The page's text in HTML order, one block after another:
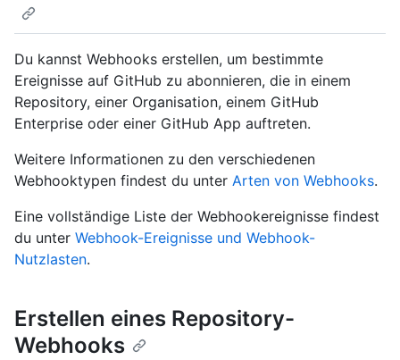
Du kannst Webhooks erstellen, um bestimmte
Ereignisse auf GitHub zu abonnieren, die in einem
Repository, einer Organisation, einem GitHub
Enterprise oder einer GitHub App auftreten.
Weitere Informationen zu den verschiedenen
Webhooktypen findest du unter Arten von Webhooks.
Eine vollständige Liste der Webhookereignisse findest
du unter Webhook-Ereignisse und Webhook-
Nutzlasten.
Erstellen eines Repository-
Webhooks